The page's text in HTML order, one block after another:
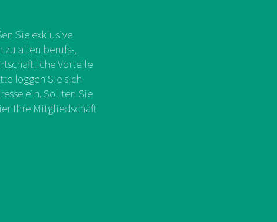
Sie exklusive
zu allen berufs-,
Vorteile
loggen Sie sich
ein. Sollten Sie
Ihre Mitgliedschaft